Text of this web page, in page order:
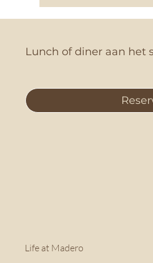
Lunch of diner aan het
Life at Madero